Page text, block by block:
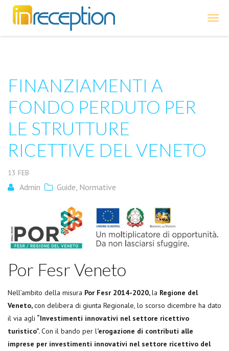
FINANZIAMENTI A
FONDO PERDUTO PER
LE STRUTTURE
RICETTIVE DEL VENETO
13 FEB
Admin Guide, Normative
Por Fesr Veneto
Nell’ambito della misura Por Fesr 2014-2020,la Regione del
Veneto,con delibera di giunta Regionale, lo scorso dicembre ha dato
il via agli “Investimenti innovativi nel settore ricettivo
turistico”.Con il bando per l’erogazione di contributi alle
imprese per investimenti innovativi nel settore ricettivo del